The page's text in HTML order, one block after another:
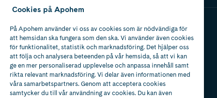
Apotek med tillstånd
av Läkemedelsverket
Cookies på Apohem
På Apohem använder vi oss av cookies som är nödvändiga för
att hemsidan ska fungera som den ska. Vi använder även cookies
för funktionalitet, statistik och marknadsföring. Det hjälper oss
att följa och analysera beteenden på vår hemsida, så att vi kan
ge en mer personaliserad upplevelse och anpassa innehåll samt
rikta relevant marknadsföring. Vi delar även informationen med
våra samarbetspartners. Genom att acceptera cookies
samtycker du till vår användning av cookies. Du kan även